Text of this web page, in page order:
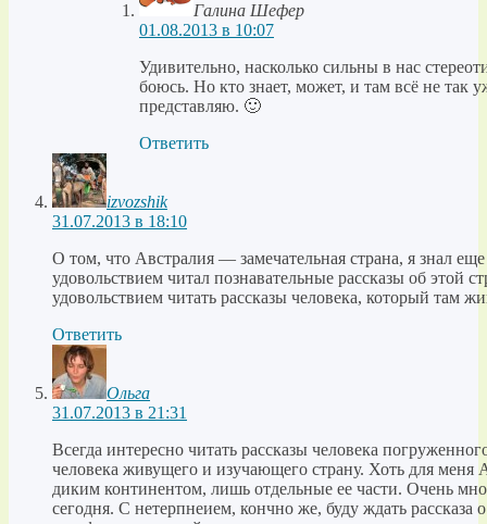
Галина Шефер
01.08.2013 в 10:07
Удивительно, насколько сильны в нас
боюсь. Но кто знает, может, и там всё не так
представляю. 🙂
Ответить
izvozshik
31.07.2013 в 18:10
О том, что Австралия — замечательная страна, я знал
удовольствием читал познавательные рассказы об этой
удовольствием читать рассказы человека, который там
Ответить
Ольга
31.07.2013 в 21:31
Всегда интересно читать рассказы человека
человека живущего и изучающего страну. Хоть для меня
диким континентом, лишь отдельные ее части. Очень
сегодня. С нетерпнеием, кончно же, буду ждать рассказа